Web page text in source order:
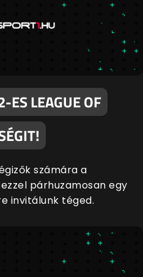
ES LEAGUE OF
számára a
párhuzamosan egy
invitálunk téged.